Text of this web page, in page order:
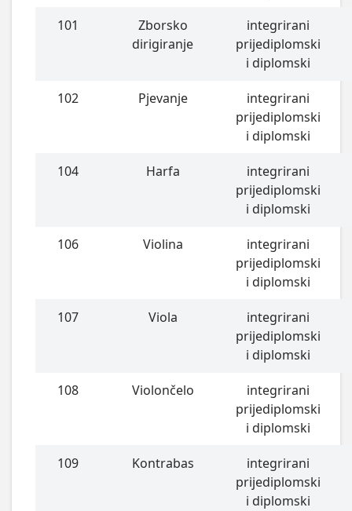
101
Zborsko
dirigiranje
integrirani
prijediplomski
i diplomski
102 Pjevanje
integrirani
prijediplomski
i diplomski
104 Harfa
integrirani
prijediplomski
i diplomski
106 Violina
integrirani
prijediplomski
i diplomski
107 Viola
integrirani
prijediplomski
i diplomski
108 Violončelo
integrirani
prijediplomski
i diplomski
109 Kontrabas
integrirani
prijediplomski
i diplomski